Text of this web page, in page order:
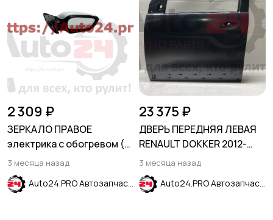
2 309 ₽
ЗЕРКАЛО ПРАВОЕ
электрика с обогревом (5
контактов) HYUNDAI
SOLARIS 2011-2017
3 месяца назад
Auto24.PRO Автозапчасти
23 375 ₽
ДВЕРЬ ПЕРЕДНЯЯ ЛЕВАЯ
RENAULT DOKKER 2012-
2020
3 месяца назад
Auto24.PRO Автозапчасти